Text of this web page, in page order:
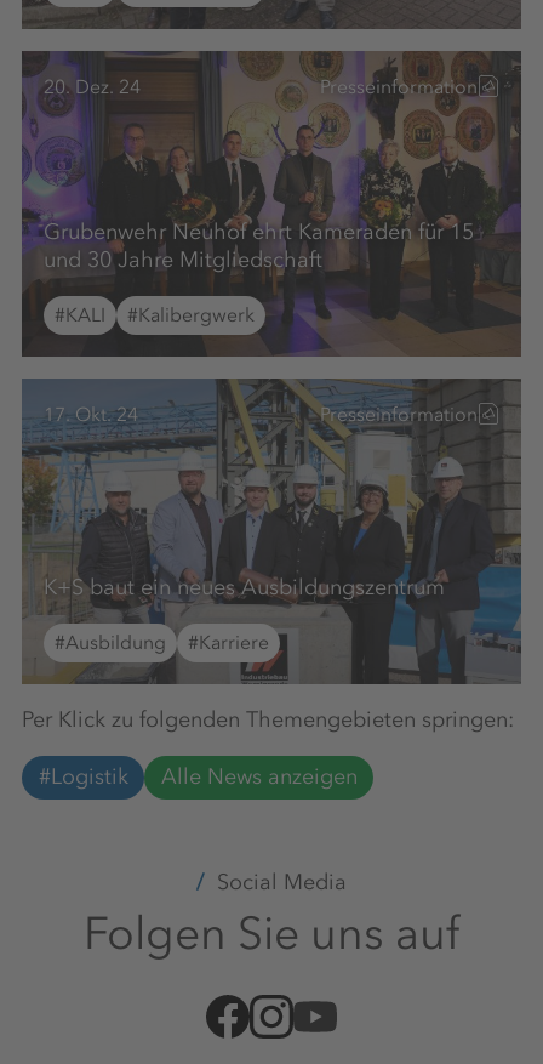
20. Dez. 24 Presseinformation
Grubenwehr Neuhof ehrt Kameraden für 15
und 30 Jahre Mitgliedschaft
#KALI #Kalibergwerk
17. Okt. 24 Presseinformation
K+S baut ein neues Ausbildungszentrum
#Ausbildung #Karriere
Per Klick zu folgenden Themengebieten springen:
#Logistik Alle News anzeigen
Social Media
Folgen Sie uns auf